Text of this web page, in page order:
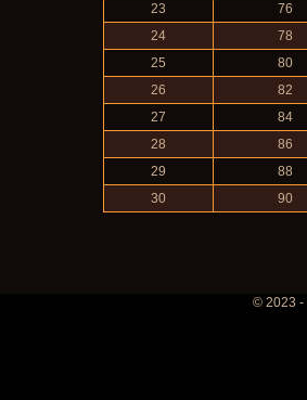
23
76
24
78
25
80
26
82
27
84
28
86
29
88
30
90
© 2023 -